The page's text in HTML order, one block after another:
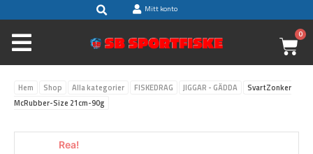
till
innehåll
SökMitt konto
0
Hem Shop Alla kategorier FISKEDRAG JIGGAR - GÄDDA
SvartZonker
McRubber-Size 21cm-90g
Rea!